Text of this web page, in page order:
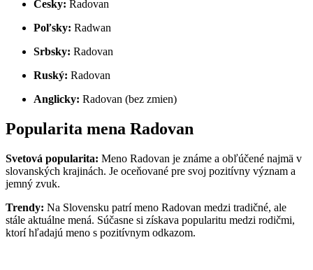
Česky: Radovan
Poľsky: Radwan
Srbsky: Radovan
Ruský: Radovan
Anglicky: Radovan (bez zmien)
Popularita mena Radovan
Svetová popularita: Meno Radovan je známe a obľúčené najmä v
slovanských krajinách. Je oceňované pre svoj pozitívny význam a
jemný zvuk.
Trendy: Na Slovensku patrí meno Radovan medzi tradičné, ale
stále aktuálne mená. Súčasne si získava popularitu medzi rodičmi,
ktorí hľadajú meno s pozitívnym odkazom.